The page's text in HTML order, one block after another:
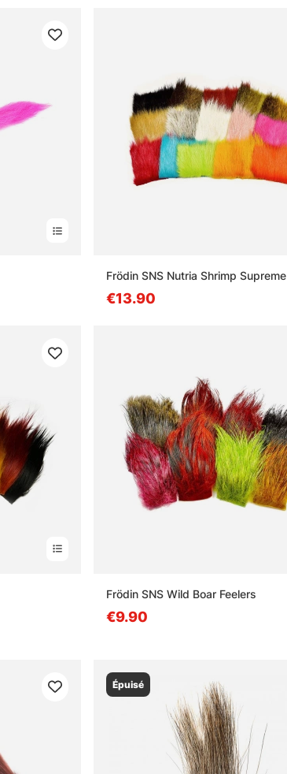
Frödin SNS Nutria Shrimp Supreme
€13.90
Frödin SNS Wild Boar Feelers
€9.90
Épuisé